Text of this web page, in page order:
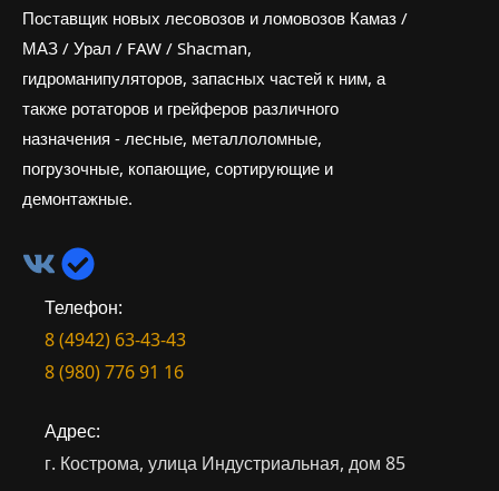
Поставщик новых лесовозов и ломовозов Камаз /
МАЗ / Урал / FAW / Shacman,
гидроманипуляторов, запасных частей к ним, а
также ротаторов и грейферов различного
назначения - лесные, металлоломные,
погрузочные, копающие, сортирующие и
демонтажные.
Телефон:
8 (4942) 63-43-43
8 (980) 776 91 16
Адрес:
г. Кострома, улица Индустриальная, дом 85